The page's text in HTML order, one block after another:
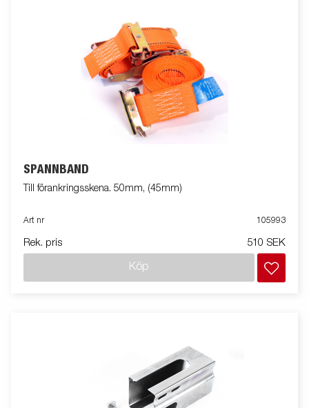
SPÄNNBAND
Till förankringsskena. 50mm, (45mm)
Art nr 105993
Rek. pris 510 SEK
Köp